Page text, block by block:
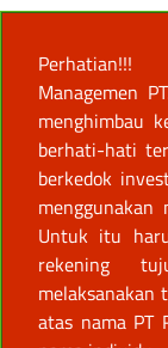
Perhatian!!!
Managemen
menghimbau
berhati-hati
berkedok
menggunakan
Untuk itu
rekening
melaksanakan
atas nama PT